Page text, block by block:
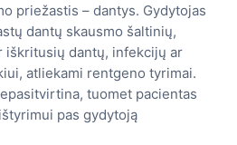
priežastis – dantys. Gydytojas
dantų skausmo šaltinių,
iškritusių dantų, infekcijų ar
atliekami rentgeno tyrimai.
tuomet pacientas
pas gydytoją